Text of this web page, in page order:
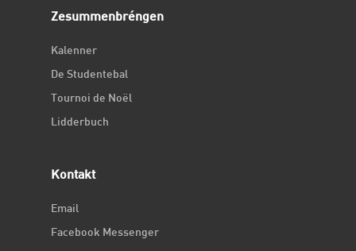
Zesummenbréngen
Kalenner
De Studentebal
Tournoi de Noël
Lidderbuch
Kontakt
Email
Facebook Messenger